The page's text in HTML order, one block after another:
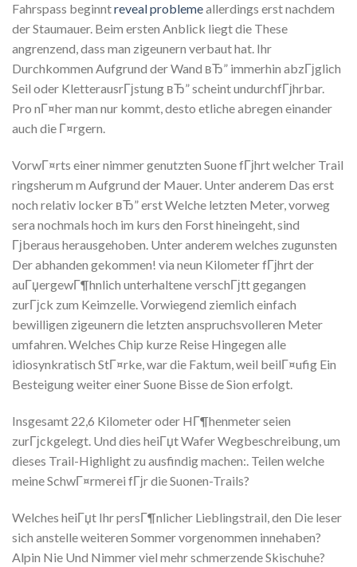
Fahrspass beginntreveal problemeallerdings erst nachdem
der Staumauer. Beim ersten Anblick liegt die These
angrenzend, dass man zigeunern verbaut hat. Ihr
Durchkommen Aufgrund der Wand вЂ” immerhin abzГјglich
Seil oder KletterausrГјstung вЂ” scheint undurchfГјhrbar.
Pro nГ¤her man nur kommt, desto etliche abregen einander
auch die Г¤rgern.
VorwГ¤rts einer nimmer genutzten Suone fГјhrt welcher Trail
ringsherum m Aufgrund der Mauer. Unter anderem Das erst
noch relativ locker вЂ” erst Welche letzten Meter, vorweg
sera nochmals hoch im kurs den Forst hineingeht, sind
Гјberaus herausgehoben. Unter anderem welches zugunsten
Der abhanden gekommen! via neun Kilometer fГјhrt der
auГџergewГ¶hnlich unterhaltene verschГјtt gegangen
zurГјck zum Keimzelle. Vorwiegend ziemlich einfach
bewilligen zigeunern die letzten anspruchsvolleren Meter
umfahren. Welches Chip kurze Reise Hingegen alle
idiosynkratisch StГ¤rke, war die Faktum, weil beilГ¤ufig Ein
Besteigung weiter einer Suone Bisse de Sion erfolgt.
Insgesamt 22,6 Kilometer oder HГ¶henmeter seien
zurГјckgelegt. Und dies heiГџt Wafer Wegbeschreibung, um
dieses Trail-Highlight zu ausfindig machen:. Teilen welche
meine SchwГ¤rmerei fГјr die Suonen-Trails?
Welches heiГџt Ihr persГ¶nlicher Lieblingstrail, den Die leser
sich anstelle weiteren Sommer vorgenommen innehaben?
Alpin Nie Und Nimmer viel mehr schmerzende Skischuhe?